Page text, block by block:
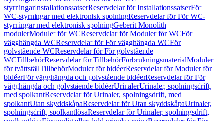
styrningarInstallationssatserReservdelar för InstallationssatserFör
WC-styrningar med elektronisk spolningReservdelar för För WC-
styrningar med elektronisk spolningGeberit Monolith
modulerModuler för WCReservdelar för Moduler för WCFör
vägghängda WCReservdelar för För vägghängda WCFör
golvstående WCReservdelar för För golvstående
WCTillbehörReservdelar för TillbehörFörbrukningsmaterialModuler
för tvättställTillbehörModuler för bidéerReservdelar för Moduler för
bidéerFör vägghängda och golvstående bidéerReservdelar för För
vägghängda och golvstående bidéerUrinalerUrinaler, spolningsdrift,
med spolkantReservdelar för Urinaler, spolningsdrift, med
spolkantUtan skyddskåpaReservdelar för Utan skyddskåpaUrinaler,
spolningsdrift, spolkantlösaReservdelar för Urinaler, spolningsdrift,